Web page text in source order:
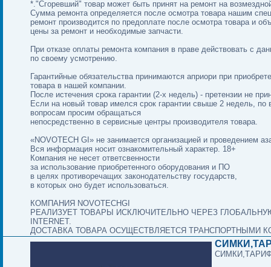
*."Сгоревший" товар может быть принят на ремонт на
Сумма ремонта определяется после осмотра товара нашим
ремонт производится по предоплате после осмотра товара и
цены за ремонт и необходимые запчасти.
При отказе оплаты ремонта компания в праве действовать с
по своему усмотрению.
Гарантийные обязательства принимаются априори при
товара в нашей компании.
После истечения срока гарантии (2-х недель) - претензии не
Если на новый товар имелся срок гарантии свыше 2 недель, по
вопросам просим обращаться
непосредственно в сервисные центры производителя товара.
«NOVOTECH GI» не занимается организацией и проведением
Вся информация носит ознакомительный характер. 18+
Компания не несет ответсвенности
за использование приобретенного оборудования и ПО
в целях противоречащих законодательству государств,
в которых оно будет использоваться.
КОМПАНИЯ NOVOTECHGI
РЕАЛИЗУЕТ ТОВАРЫ ИСКЛЮЧИТЕЛЬНО ЧЕРЕЗ
INTERNET.
ДОСТАВКА ТОВАРА ОСУЩЕСТВЛЯЕТСЯ ТРАНСПОРТНЫМИ